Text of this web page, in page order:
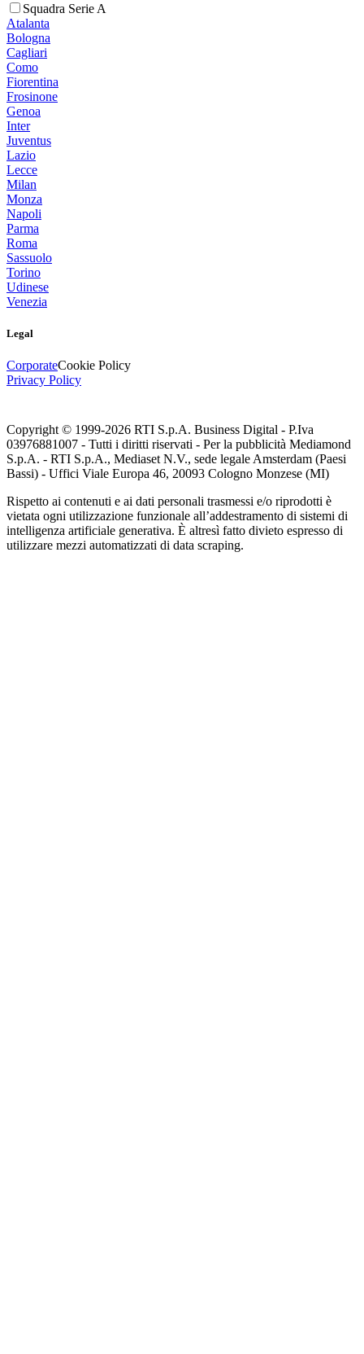
Squadra Serie A
Atalanta
Bologna
Cagliari
Como
Fiorentina
Frosinone
Genoa
Inter
Juventus
Lazio
Lecce
Milan
Monza
Napoli
Parma
Roma
Sassuolo
Torino
Udinese
Venezia
Legal
CorporateCookie Policy
Privacy Policy
Copyright © 1999-2026 RTI S.p.A. Business Digital - P.Iva
03976881007 - Tutti i diritti riservati - Per la pubblicità Mediamond
S.p.A. - RTI S.p.A., Mediaset N.V., sede legale Amsterdam (Paesi
Bassi) - Uffici Viale Europa 46, 20093 Cologno Monzese (MI)
Rispetto ai contenuti e ai dati personali trasmessi e/o riprodotti è
vietata ogni utilizzazione funzionale all’addestramento di sistemi di
intelligenza artificiale generativa. È altresì fatto divieto espresso di
utilizzare mezzi automatizzati di data scraping.